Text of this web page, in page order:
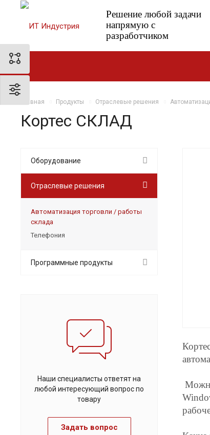
Решение любой задачи
напрямую с
разработчиком
Главная Продукты Отраслевые решения
Кортес СКЛАД
Оборудование
Отраслевые решения
Автоматизация торговли / работы
склада
Телефония
Программные продукты
Наши специалисты ответят на
любой интересующий вопрос по
товару
Задать вопрос